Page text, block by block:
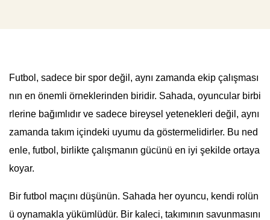
Futbol, sadece bir spor değil, aynı zamanda ekip çalışması
nın en önemli örneklerinden biridir. Sahada, oyuncular birbi
rlerine bağımlıdır ve sadece bireysel yetenekleri değil, aynı
zamanda takım içindeki uyumu da göstermelidirler. Bu ned
enle, futbol, birlikte çalışmanın gücünü en iyi şekilde ortaya
koyar.
Bir futbol maçını düşünün. Sahada her oyuncu, kendi rolün
ü oynamakla yükümlüdür. Bir kaleci, takımının savunmasını